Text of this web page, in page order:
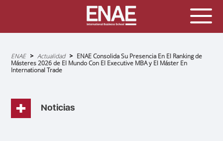
Sobrescribir
enlaces
de
ayuda
ENAE Actualidad
ENAE Consolida Su Presencia En El Ranking de
Másteres 2026 de El Mundo Con El Executive MBA y El Máster En
International Trade
Noticias